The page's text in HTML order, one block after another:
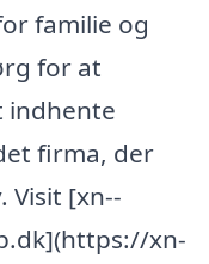
familie og
for at
indhente
firma, der
Visit [xn--
xn-